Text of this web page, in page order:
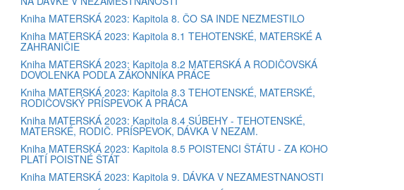
Kniha MATERSKÁ 2023: Kapitola 8. ČO SA INDE NEZMESTILO
Kniha MATERSKÁ 2023: Kapitola 8.1 TEHOTENSKÉ, MATERSKÉ A
ZAHRANIČIE
Kniha MATERSKÁ 2023: Kapitola 8.2 MATERSKÁ A RODIČOVSKÁ
DOVOLENKA PODĽA ZÁKONNÍKA PRÁCE
Kniha MATERSKÁ 2023: Kapitola 8.3 TEHOTENSKÉ, MATERSKÉ,
RODIČOVSKÝ PRÍSPEVOK A PRÁCA
Kniha MATERSKÁ 2023: Kapitola 8.4 SÚBEHY - TEHOTENSKÉ,
MATERSKÉ, RODIČ. PRÍSPEVOK, DÁVKA V NEZAM.
Kniha MATERSKÁ 2023: Kapitola 8.5 POISTENCI ŠTÁTU - ZA KOHO
PLATÍ POISTNÉ ŠTÁT
Kniha MATERSKÁ 2023: Kapitola 9. DÁVKA V NEZAMESTNANOSTI